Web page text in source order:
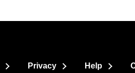
Privacy Help